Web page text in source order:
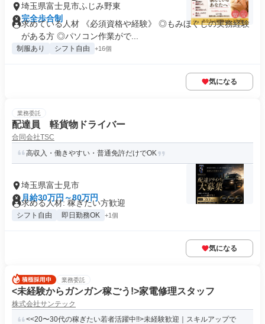
埼玉県富士見市ふじみ野東
完全歩合制
求めている人材 《必須資格や経験》 ◎もみほぐしの実務経験
がある方 ◎パソコン作業がで...
制服あり シフト自由 +16個
気になる
業務委託
配達員 軽貨物ドライバー
合同会社TSC
高収入・働きやすい・普通免許だけでOK
埼玉県富士見市
月給30万円～80万円
求める人材: 稼ぎたい方歓迎
シフト自由 即日勤務OK +1個
気になる
業務委託
<未経験からガンガン稼ごう!>家電修理スタッフ
株式会社サンテック
<<20〜30代の稼ぎたい若者活躍中!!>未経験歓迎｜スキルアップで